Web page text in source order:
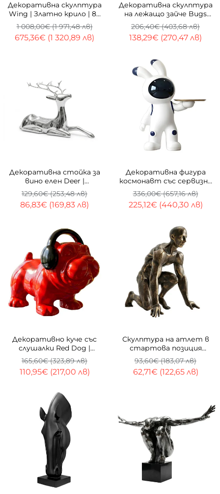
Декоративна скулптура
Wing | Златно крило | 83
см | Алуминий
675,36€ (1 320,89 лв)
1 008,00€ (1 971,48 лв)
Декоративна скулптура
на лежащо зайче Bugs
Bunny | Хромирана | 43cm
138,29€ (270,47 лв)
206,40€ (403,68 лв)
Декоративна стойка за
вино елен Deer |
Огледална | 40cm
86,83€ (169,83 лв)
129,60€ (253,48 лв)
Декоративна фигура
космонавт със сервизна
табла Astronaut | 75 см
225,12€ (440,30 лв)
336,00€ (657,16 лв)
Декоративно куче със
слушалки Red Dog |
Гланцово червено | 29cm
110,95€ (217,00 лв)
165,60€ (323,89 лв)
Скулптура на атлет в
стартова позиция
Runner | 28cm | Бронз
62,71€ (122,65 лв)
93,60€ (183,07 лв)